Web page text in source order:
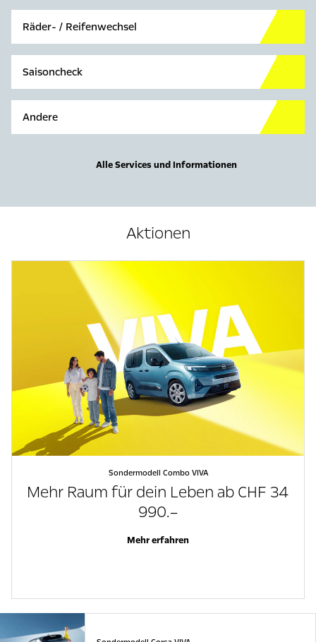
Räder- / Reifenwechsel
Saisoncheck
Andere
Alle Services und Informationen
Aktionen
Sondermodell Combo VIVA
Mehr Raum für dein Leben ab CHF 34
990.–
Mehr erfahren